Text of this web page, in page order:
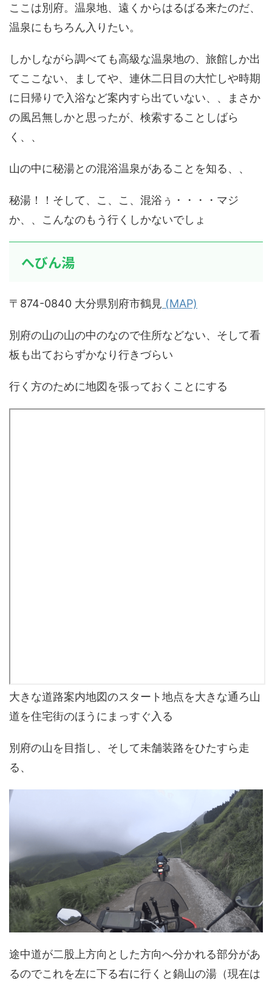
ここは別府。温泉地、遠くからはるばる来たのだ、
温泉にもちろん入りたい。
しかしながら調べても高級な温泉地の、旅館しか出
てここない、ましてや、連休二日目の大忙しや時期
に日帰りで入浴など案内すら出ていない、、まさか
の風呂無しかと思ったが、検索することしばら
く、、
山の中に秘湯との混浴温泉があることを知る、、
秘湯！！そして、こ、こ、混浴ぅ・・・・マジ
か、、こんなのもう行くしかないでしょ
へびん湯
〒874-0840 大分県別府市鶴見 (MAP)
別府の山の山の中のなので住所などない、そして看
板も出ておらずかなり行きづらい
行く方のために地図を張っておくことにする
大きな道路案内地図のスタート地点を大きな通ろ山
道を住宅街のほうにまっすぐ入る
別府の山を目指し、そして未舗装路をひたすら走
る、
途中道が二股上方向とした方向へ分かれる部分があ
るのでこれを左に下る右に行くと鍋山の湯（現在は